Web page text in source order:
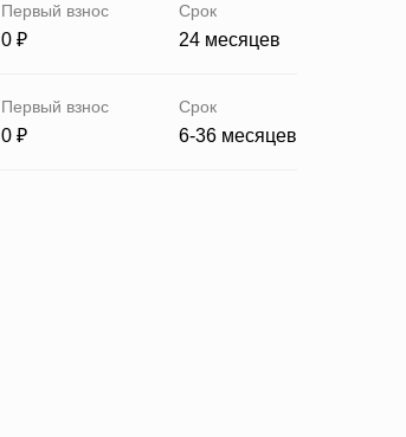
Срок
Первый взнос
6-36 месяцев
0 ₽
Срок
Первый взнос
24 месяцев
0 ₽